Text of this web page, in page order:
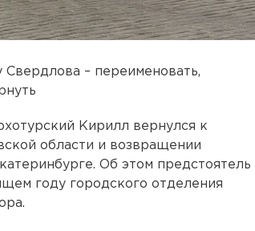
– переименовать,
Кирилл вернулся к
области и возвращении
Об этом предстоятель
году городского отделения